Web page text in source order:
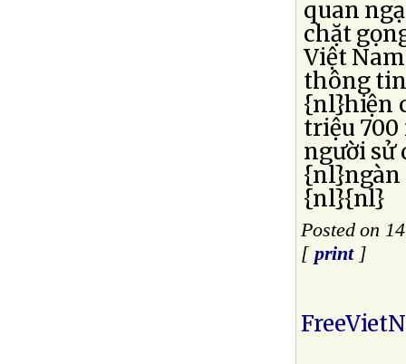
quan
chặt
Việt
thông
{nl}hiện
triệu
người sử
{nl}ngàn
{nl}{nl}
Posted on
[ print]